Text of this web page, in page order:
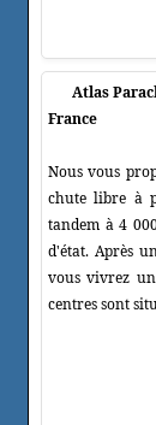
Atlas
France
Nous vous
chute libre à
tandem à 4
d'état. Après
vous vivrez
centres sont